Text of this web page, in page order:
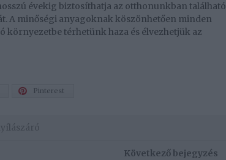
évekig biztosíthatja az otthonunkban található
A minőségi anyagoknak köszönhetően minden
környezetbe térhetünk haza és élvezhetjük az
Pinterest
Következő bejegyzés